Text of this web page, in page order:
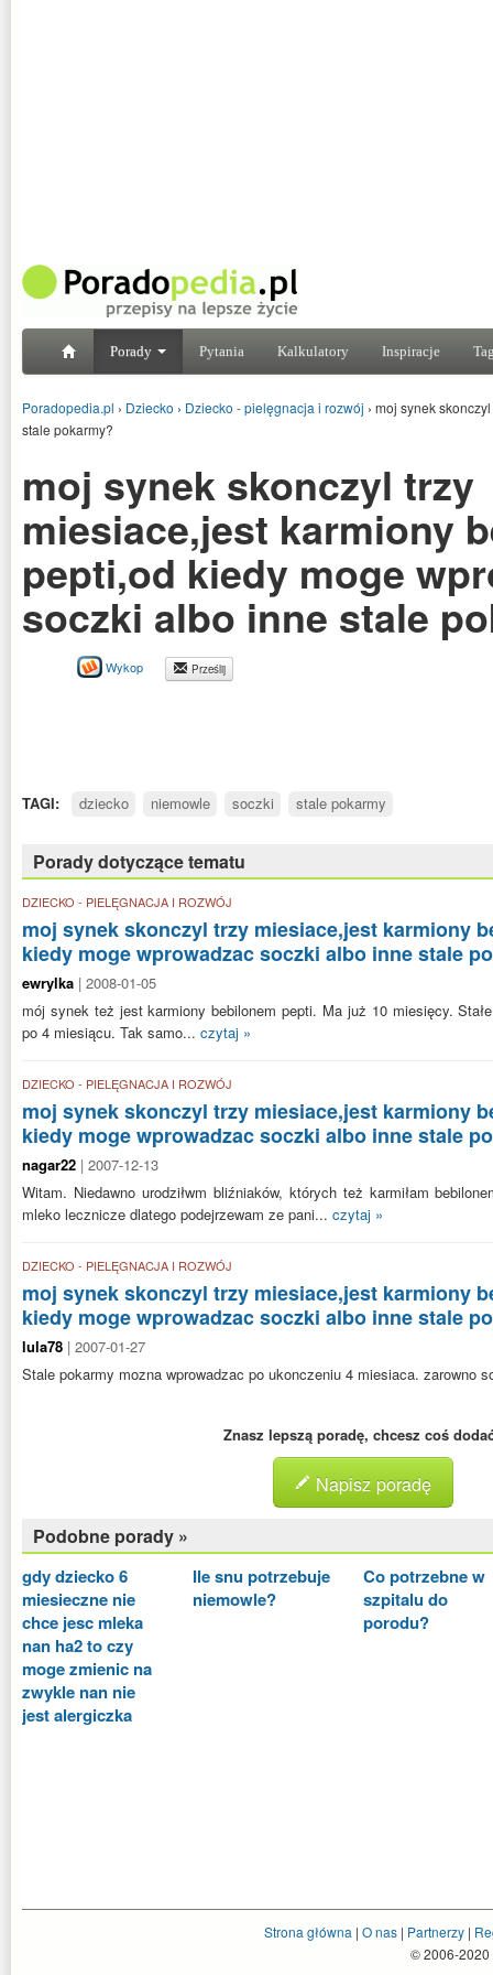
Porady Pytania Kalkulatory Inspiracje
Poradopedia.pl › Dziecko › Dziecko - pielęgnacja i rozwój › moj synek
stale pokarmy?
moj synek skonczyl trzy
miesiace,jest karmiony
pepti,od kiedy moge
soczki albo inne stale
Wykop Prześlij
TAGI: dziecko niemowle soczki stale pokarmy
Porady dotyczące tematu
DZIECKO - PIELĘGNACJA I ROZWÓJ
moj synek skonczyl trzy miesiace,jest karmiony
kiedy moge wprowadzac soczki albo inne stale
ewrylka | 2008-01-05
mój synek też jest karmiony bebilonem pepti. Ma już 10 miesięcy.
po 4 miesiącu. Tak samo... czytaj »
DZIECKO - PIELĘGNACJA I ROZWÓJ
moj synek skonczyl trzy miesiace,jest karmiony
kiedy moge wprowadzac soczki albo inne stale
nagar22 | 2007-12-13
Witam. Niedawno urodziłwm bliźniaków, których też karmiłam
mleko lecznicze dlatego podejrzewam ze pani... czytaj »
DZIECKO - PIELĘGNACJA I ROZWÓJ
moj synek skonczyl trzy miesiace,jest karmiony
kiedy moge wprowadzac soczki albo inne stale
lula78 | 2007-01-27
Stale pokarmy mozna wprowadzac po ukonczeniu 4 miesiaca. zarowno
Znasz lepszą poradę, chcesz coś
Napisz poradę
Podobne porady »
gdy dziecko 6
miesieczne nie
chce jesc mleka
nan ha2 to czy
moge zmienic na
zwykle nan nie
jest alergiczka
Ile snu potrzebuje
niemowle?
Co potrzebne w
szpitalu do
porodu?
Strona główna | O nas| Partnerzy|
© 2006-2020